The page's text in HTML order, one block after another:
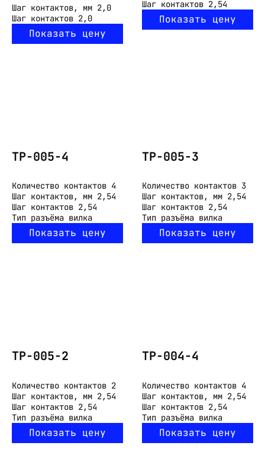
Шаг контактов, мм 2,0
Шаг контактов 2,0
Показать цену
Шаг контактов 2,54
Показать цену
ТР-005-4
Количество контактов 4
Шаг контактов, мм 2,54
Шаг контактов 2,54
Тип разъёма вилка
Показать цену
ТР-005-3
Количество контактов 3
Шаг контактов, мм 2,54
Шаг контактов 2,54
Тип разъёма вилка
Показать цену
ТР-005-2
Количество контактов 2
Шаг контактов, мм 2,54
Шаг контактов 2,54
Тип разъёма вилка
Показать цену
ТР-004-4
Количество контактов 4
Шаг контактов, мм 2,54
Шаг контактов 2,54
Тип разъёма вилка
Показать цену